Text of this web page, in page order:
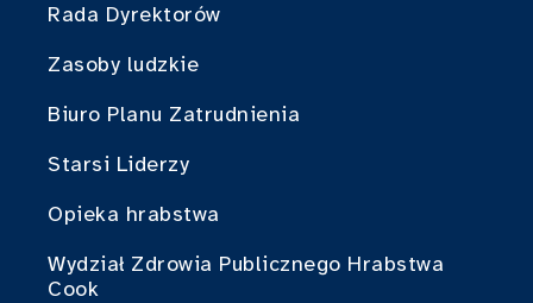
Rada Dyrektorów
Zasoby ludzkie
Biuro Planu Zatrudnienia
Starsi Liderzy
Opieka hrabstwa
Wydział Zdrowia Publicznego Hrabstwa
Cook